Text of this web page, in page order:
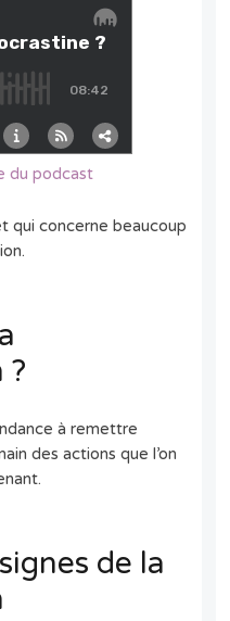
du podcast
qui concerne beaucoup
?
à remettre
des actions que l’on
de la